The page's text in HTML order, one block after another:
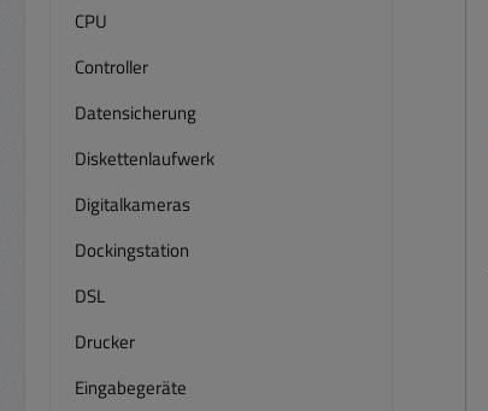
CPU
Controller
Datensicherung
Diskettenlaufwerk
Digitalkameras
Dockingstation
DSL
Drucker
Eingabegeräte